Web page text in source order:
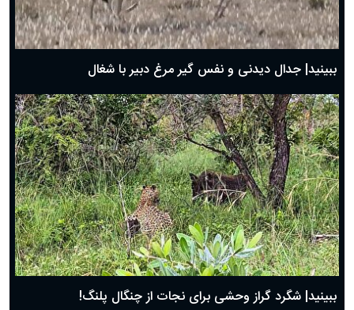
حضرت زینب(س) چگونه از دنیا رفت؟
بهترین پیامک تبریک روز پدر ۱۴۰۴؛ جملات زیبا و صمیمانه
ببینید| جدال دیدنی و نفس گیر مرغ دبیر با شغال
ببینید| شگرد گراز وحشی برای نجات از چنگال پلنگ!